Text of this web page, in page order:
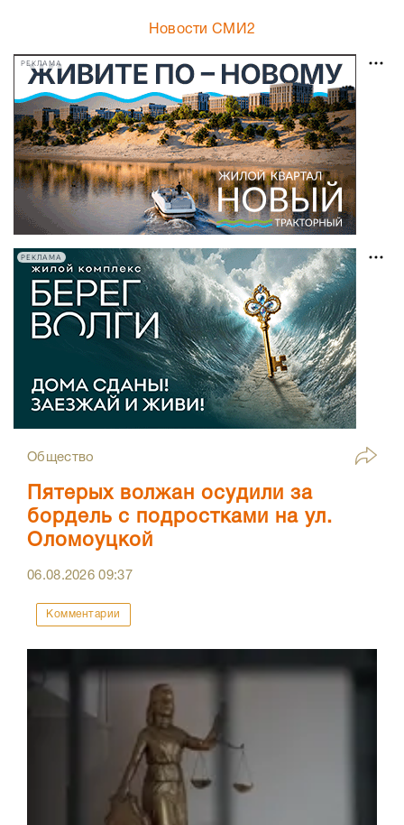
Новости СМИ2
РЕКЛАМА
РЕКЛАМА
Общество
Пятерых волжан осудили за
бордель с подростками на ул.
Оломоуцкой
06.08.202609:37
Комментарии